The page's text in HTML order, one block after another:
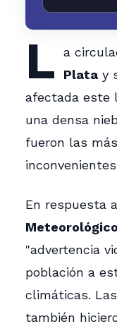
L a
Platay
afectada este
una densa
fueron las
En respuesta
"advertencia
población a
climáticas.
también